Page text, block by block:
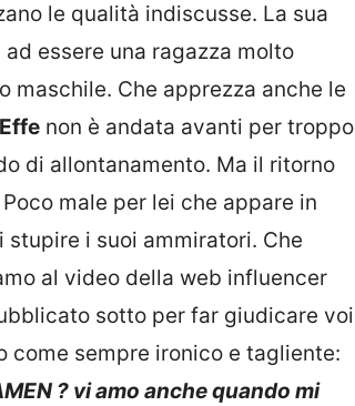
le qualità indiscusse. La sua
ad essere una ragazza molto
Che apprezza anche le
non è andata avanti per troppo
di allontanamento. Ma il ritorno
male per lei che appare in
i suoi ammiratori. Che
al video della web influencer
sotto per far giudicare voi
come sempre ironico e tagliente:
? vi amo anche quando mi